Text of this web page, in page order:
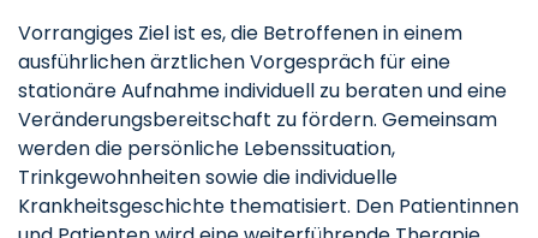
Vorrangiges Ziel ist es, die Betroffenen in einem
ausführlichen ärztlichen Vorgespräch für eine
stationäre Aufnahme individuell zu beraten und eine
Veränderungsbereitschaft zu fördern. Gemeinsam
werden die persönliche Lebenssituation,
Trinkgewohnheiten sowie die individuelle
Krankheitsgeschichte thematisiert. Den Patientinnen